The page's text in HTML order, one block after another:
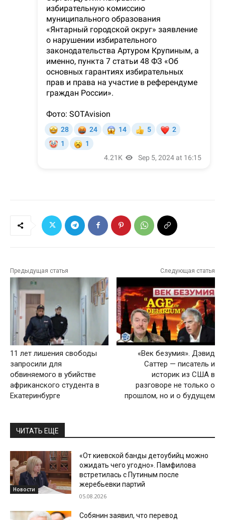
Предыдущая статья
11 лет лишения свободы
запросили для
обвиняемого в убийстве
африканского студента в
Екатеринбурге
Следующая статья
«Век безумия». Дэвид
Саттер — писатель и
историк из США в
разговоре не только о
прошлом, но и о будущем
ЧИТАТЬ ЕЩЕ
Новости
«От киевской банды детоубийц можно
ожидать чего угодно». Памфилова
встретилась с Путиным после
жеребьевки партий
05.08.2026
Собянин заявил, что перевод